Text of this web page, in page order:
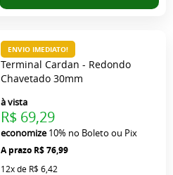
Terminal Cardan - Redondo
Chavetado 30mm
R$ 76,99
à vista
R$ 69,29
economize10% no Boleto ou Pix
12xde R$ 6,42
ENVIO IMEDIATO!